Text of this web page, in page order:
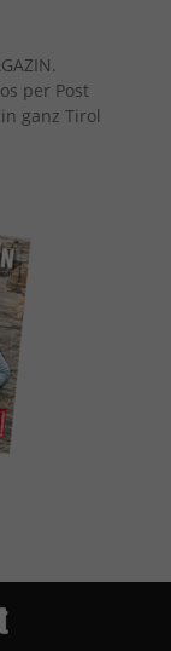
per Post
ganz Tirol